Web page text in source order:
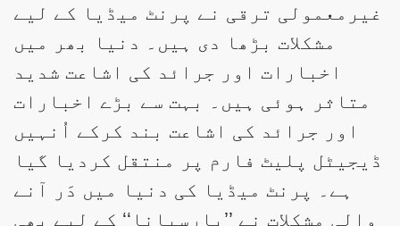
غیرمعمولی ترقی نے پرنٹ میڈیا کے لیے
مشکلات بڑھا دی ہیں۔ دنیا بھر میں
اخبارات اور جرائد کی اشاعت شدید
متاثر ہوئی ہیں۔ بہت سے بڑے اخبارات
اور جرائد کی اشاعت بند کرکے اُنہیں
ڈیجیٹل پلیٹ فارم پر منتقل کردیا گیا
ہے۔ پرنٹ میڈیا کی دنیا میں دَر آنے
والی مشکلات نے ’’پارسیانا‘‘ کے لیے بھی